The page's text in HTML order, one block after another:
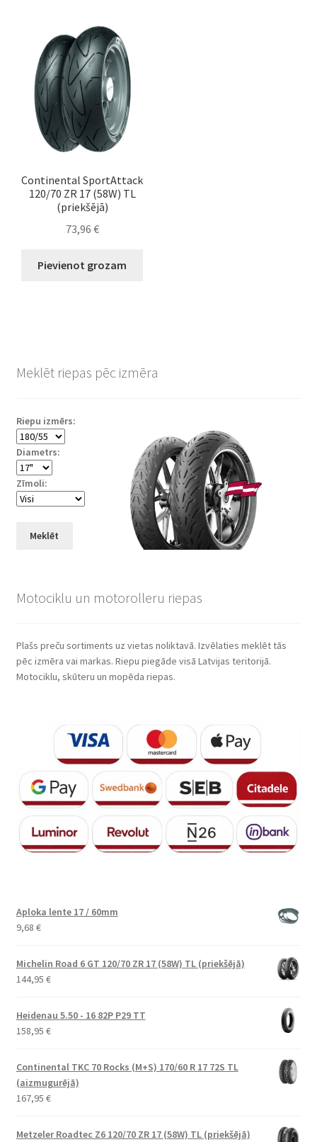
Continental SportAttack
120/70 ZR 17 (58W) TL
(priekšējā)
73,96 €
Pievienot grozam
Meklēt riepas pēc izmēra
Riepu izmērs:
Diametrs:
Zīmoli:
Meklēt
Motociklu un motorolleru riepas
Plašs preču sortiments uz vietas noliktavā. Izvēlaties meklēt tās
pēc izmēra vai markas. Riepu piegāde visā Latvijas teritorijā.
Motociklu, skūteru un mopēda riepas.
Aploka lente 17 / 60mm
9,68 €
Michelin Road 6 GT 120/70 ZR 17 (58W) TL (priekšējā)
144,95 €
Heidenau 5.50 - 16 82P P29 TT
158,95 €
Continental TKC 70 Rocks (M+S) 170/60 R 17 72S TL
(aizmugurējā)
167,95 €
Metzeler Roadtec Z6 120/70 ZR 17 (58W) TL (priekšējā)